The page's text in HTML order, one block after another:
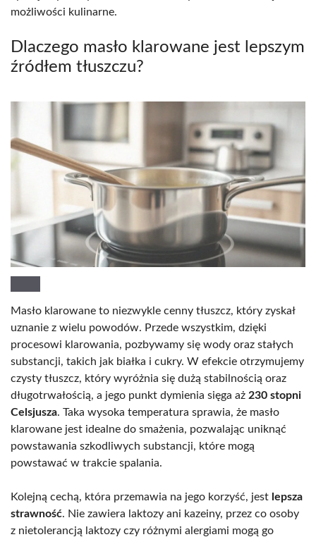
możliwości kulinarne.
Dlaczego masło klarowane jest lepszym
źródłem tłuszczu?
Masło klarowane to niezwykle cenny tłuszcz, który zyskał
uznanie z wielu powodów. Przede wszystkim, dzięki
procesowi klarowania, pozbywamy się wody oraz stałych
substancji, takich jak białka i cukry. W efekcie otrzymujemy
czysty tłuszcz, który wyróżnia się dużą stabilnością oraz
długotrwałością, a jego punkt dymienia sięga aż 230 stopni
Celsjusza. Taka wysoka temperatura sprawia, że masło
klarowane jest idealne do smażenia, pozwalając uniknąć
powstawania szkodliwych substancji, które mogą
powstawać w trakcie spalania.
Kolejną cechą, która przemawia na jego korzyść, jest lepsza
strawność. Nie zawiera laktozy ani kazeiny, przez co osoby
z nietolerancją laktozy czy różnymi alergiami mogą go